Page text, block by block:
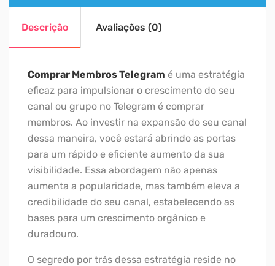
Descrição Avaliações (0)
Comprar Membros Telegram é uma estratégia
eficaz para impulsionar o crescimento do seu
canal ou grupo no Telegram é comprar
membros. Ao investir na expansão do seu canal
dessa maneira, você estará abrindo as portas
para um rápido e eficiente aumento da sua
visibilidade. Essa abordagem não apenas
aumenta a popularidade, mas também eleva a
credibilidade do seu canal, estabelecendo as
bases para um crescimento orgânico e
duradouro.
O segredo por trás dessa estratégia reside no